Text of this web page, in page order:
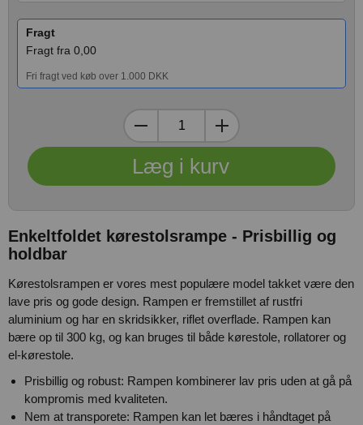
Fragt
Fragt fra 0,00
Fri fragt ved køb over 1.000 DKK
Enkeltfoldet kørestolsrampe - Prisbillig og
holdbar
Kørestolsrampen er vores mest populære model takket være den
lave pris og gode design. Rampen er fremstillet af rustfri
aluminium og har en skridsikker, riflet overflade. Rampen kan
bære op til 300 kg, og kan bruges til både kørestole, rollatorer og
el-kørestole.
Prisbillig og robust: Rampen kombinerer lav pris uden at gå på
kompromis med kvaliteten.
Nem at transporete: Rampen kan let bæres i håndtaget på